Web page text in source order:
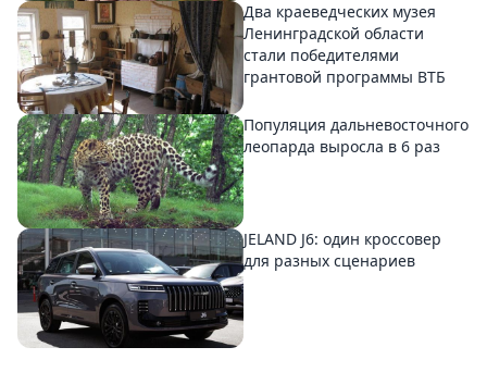
Два краеведческих музея
Ленинградской области
стали победителями
грантовой программы ВТБ
Популяция дальневосточного
леопарда выросла в 6 раз
JELAND J6: один кроссовер
для разных сценариев